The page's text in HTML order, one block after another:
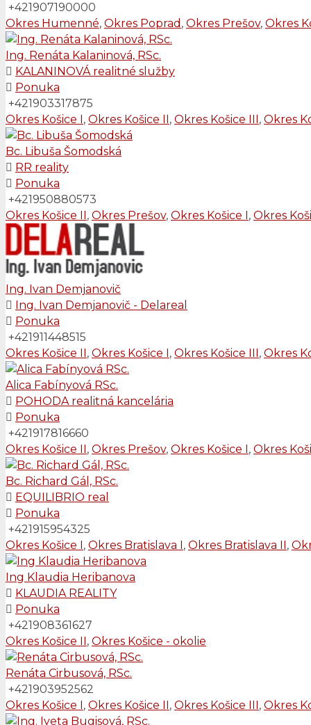
+421907190000
Okres Humenné, Okres Poprad , Okres Prešov, Okres
Ing. Renáta Kalaninová, RSc.
KALANINOVÁ realitné služby
Ponuka
+421903317875
Okres Košice I, Okres Košice II, Okres Košice III, Okres
Bc. Libuša Šomodská
RR reality
Ponuka
+421950880573
Okres Košice II, Okres Prešov, Okres Košice I, Okres
Ing. Ivan Demjanovič
Ing. Ivan Demjanovič - Delareal
Ponuka
+421911448515
Okres Košice II, Okres Košice I, Okres Košice III, Okres
Alica Fabínyová RSc.
POHODA realitná kancelária
Ponuka
+421917816660
Okres Košice II, Okres Prešov, Okres Košice I, Okres
Bc. Richard Gál, RSc.
EQUILIBRIO real
Ponuka
+421915954325
Okres Košice I, Okres Bratislava I, Okres Bratislava II,
Ing Klaudia Heribanova
KLAUDIA REALITY
Ponuka
+421908361627
Okres Košice II, Okres Košice - okolie
Renáta Cirbusová, RSc.
+421903952562
Okres Košice I, Okres Košice II, Okres Košice III, Okres